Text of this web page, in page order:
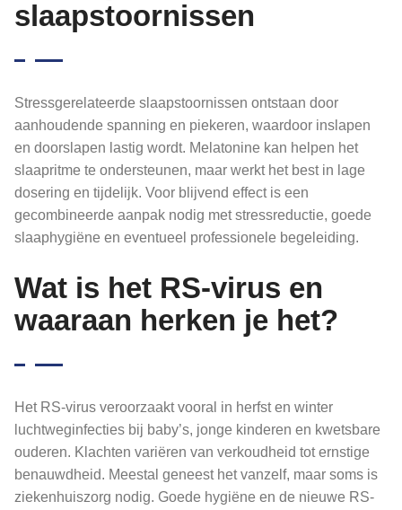
slaapstoornissen
Stressgerelateerde slaapstoornissen ontstaan door
aanhoudende spanning en piekeren, waardoor inslapen
en doorslapen lastig wordt. Melatonine kan helpen het
slaapritme te ondersteunen, maar werkt het best in lage
dosering en tijdelijk. Voor blijvend effect is een
gecombineerde aanpak nodig met stressreductie, goede
slaaphygiëne en eventueel professionele begeleiding.
Wat is het RS-virus en
waaraan herken je het?
Het RS-virus veroorzaakt vooral in herfst en winter
luchtweginfecties bij baby’s, jonge kinderen en kwetsbare
ouderen. Klachten variëren van verkoudheid tot ernstige
benauwdheid. Meestal geneest het vanzelf, maar soms is
ziekenhuiszorg nodig. Goede hygiëne en de nieuwe RS-